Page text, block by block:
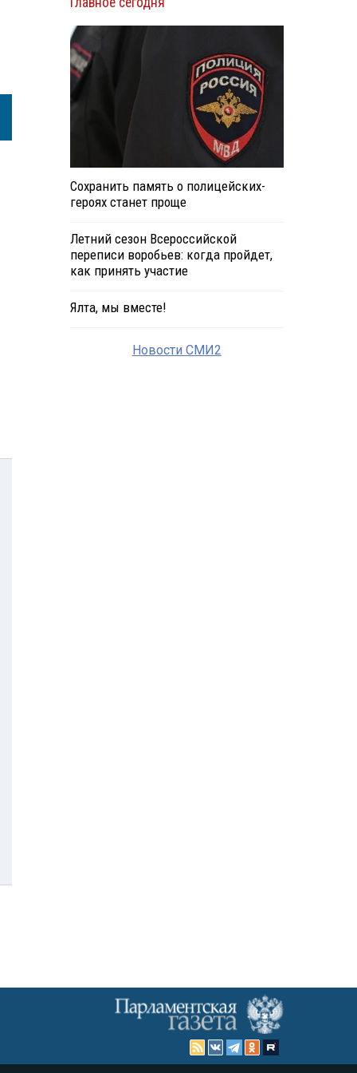
Сохранить память о полицейских-
героях станет проще
Летний сезон Всероссийской
переписи воробьев: когда пройдет,
как принять участие
Ялта, мы вместе!
Новости СМИ2